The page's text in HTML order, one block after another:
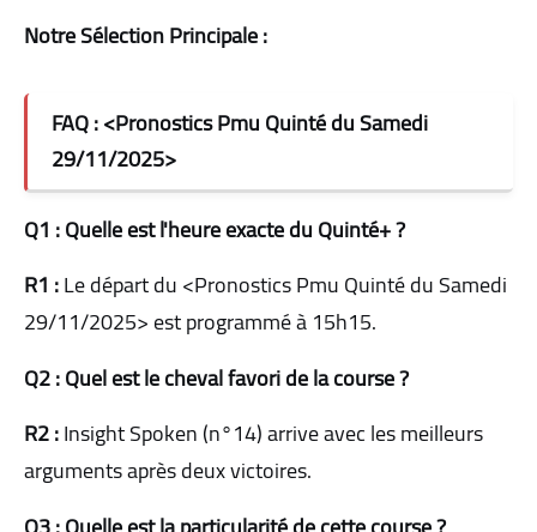
Notre Sélection Principale :
FAQ : <Pronostics Pmu Quinté du Samedi
29/11/2025>
Q1 : Quelle est l'heure exacte du Quinté+ ?
R1 :Le départ du <Pronostics Pmu Quinté du Samedi
29/11/2025> est programmé à 15h15.
Q2 : Quel est le cheval favori de la course ?
R2 :Insight Spoken (n°14) arrive avec les meilleurs
arguments après deux victoires.